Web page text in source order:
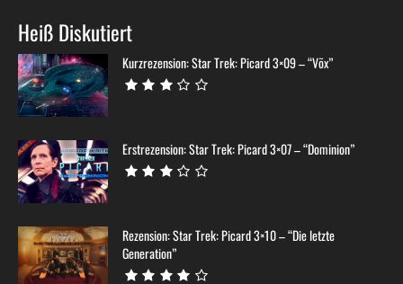
Heiß Diskutiert
Kurzrezension: Star Trek: Picard 3×09 – “Võx”
Erstrezension: Star Trek: Picard 3×07 – “Dominion”
Rezension: Star Trek: Picard 3×10 – “Die letzte
Generation”